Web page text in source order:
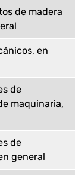
de madera
en
de
maquinaria,
de
general